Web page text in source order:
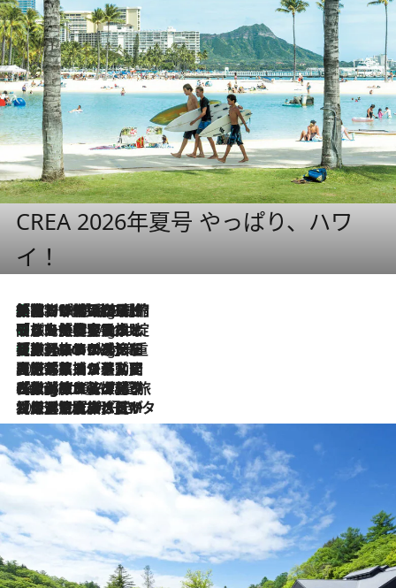
CREA 2026年夏号 やっぱり、ハワ
イ！
10 Hours Ago
「荷物が増えるほど旅ストレスは増す」美容ジャーナリストがたどり着いた最終結論。“化粧品を劇的に減らす”感動の凝縮美容とは
10 Hours Ago
「旅先には金髪ウィッグを持参」日本と同じメイクでは損してる!? 美容ジャーナリストが提案する“掟破りの旅美容”とは
10 Hours Ago
【厳選旅コスメ】「身軽さ＆UV対策重視！」ヘアアーティストshucoが選んだ夏旅ベストコスメを発表【Mサイズジップ】
2026.8.5
【厳選旅コスメ】国内をあちこち移動する河井菜摘が選んだ夏旅ベストコスメ発表！「リラックスアイテムはマスト」【Mサイズジップ】
2026.8.4
【厳選旅コスメ】「紫外線＆乾燥対策しながらメイク感も！」ヘア＆メイクGeorgeが選んだ夏旅ベストコスメを発表！【Mサイズジップ】
2026.8.3
【厳選旅コスメ】「保湿もタイパ重視！」“サウナ好き”タレント清水みさとが愛用する夏旅ベストコスメを発表！【Mサイズジップ】